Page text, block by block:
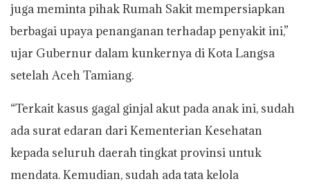
juga meminta pihak Rumah Sakit mempersiapkan
berbagai upaya penanganan terhadap penyakit ini,”
ujar Gubernur dalam kunkernya di Kota Langsa
setelah Aceh Tamiang.
“Terkait kasus gagal ginjal akut pada anak ini, sudah
ada surat edaran dari Kementerian Kesehatan
kepada seluruh daerah tingkat provinsi untuk
mendata. Kemudian, sudah ada tata kelola